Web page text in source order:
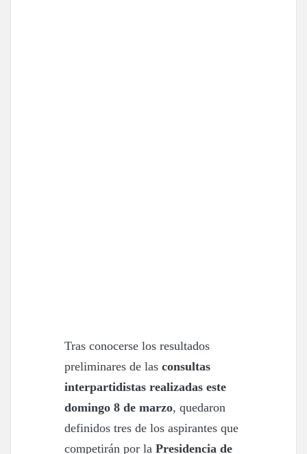
Tras conocerse los resultados
preliminares de las consultas
interpartidistas realizadas este
domingo 8 de marzo, quedaron
definidos tres de los aspirantes que
competirán por la Presidencia de